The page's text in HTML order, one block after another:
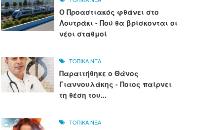
Ο Προαστιακός φθάνει στο
Λουτράκι - Πού θα βρίσκονται οι
νέοι σταθμοί
ΤΟΠΙΚΑ ΝΕΑ
Παραιτήθηκε ο Θάνος
Γιαννουλάκης - Ποιος παίρνει
τη θέση του...
ΤΟΠΙΚΑ ΝΕΑ